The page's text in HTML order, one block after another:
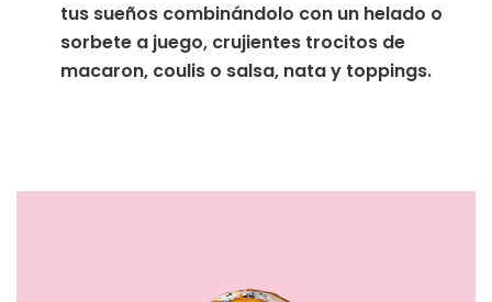
tus sueños combinándolo con un helado o
sorbete a juego, crujientes trocitos de
macaron, coulis o salsa, nata y toppings.